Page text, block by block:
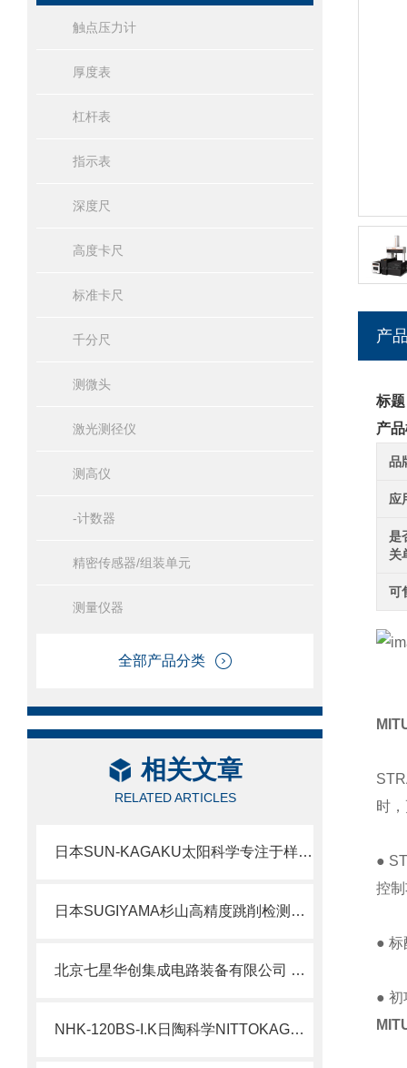
触点压力计
厚度表
杠杆表
指示表
深度尺
高度卡尺
标准卡尺
千分尺
测微头
激光测径仪
测高仪
-计数器
精密传感器/组装单元
测量仪器
全部产品分类
相关文章
RELATED ARTICLES
日本SUN-KAGAKU太阳科学专注于样品压缩物理性质测量仪器SD-700II北崎热卖
日本SUGIYAMA杉山高精度跳削检测仪PS-482
北京七星华创集成电路装备有限公司 业务简介
NHK-120BS-I.K日陶科学NITTOKAGAKU半自动小型电炉工作原理
产
标
产
品
应
是
关
可
时
●
控
● 标
● 初